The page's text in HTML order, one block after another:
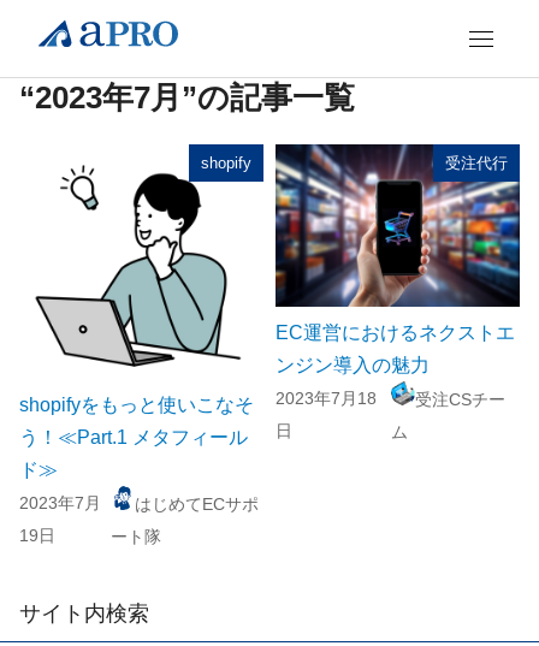
“2023年7月”の記事一覧
shopify
shopifyをもっと使いこなそ
う！≪Part.1 メタフィール
ド≫
2023年7月
19日
はじめてECサポ
ート隊
受注代行
EC運営におけるネクストエ
ンジン導入の魅力
2023年7月18
日
受注CSチー
ム
サイト内検索